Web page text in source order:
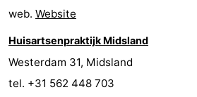
Rondleidingen
Sporten
-
web. Website
Huisartsenpraktijk Midsland
Westerdam 31, Midsland
tel. +31 562 448 703